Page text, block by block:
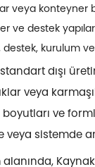
veya konteyner
ve destek
kurulum
dışı
veya
ve
sistemde
alanında,